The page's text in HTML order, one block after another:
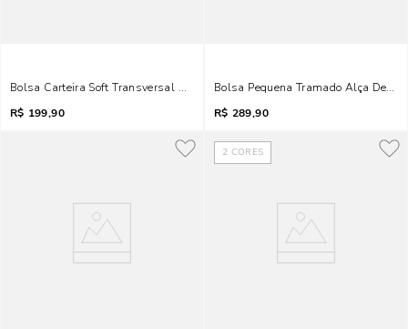
Bolsa Carteira Soft Transversal Bege Marfim
R$ 199,90
Bolsa Pequena Tramado Alça De
R$ 289,90
2 CORES